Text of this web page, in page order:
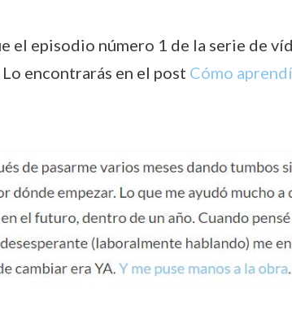
el episodio número 1 de la serie de
encontrarás en el post Cómo